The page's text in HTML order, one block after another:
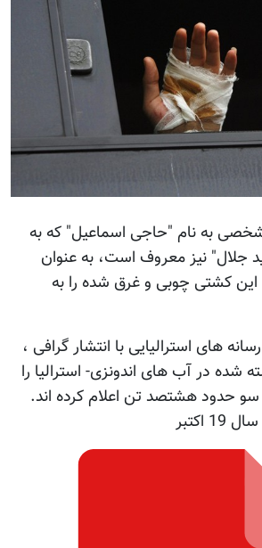
به نام "حاجی اسماعیل" که به
نیز معروف است، به عنوان
کشتی چوبی و غرق شده را به
های استرالیایی با انتشار گرافی ،
در آب های اندونزی- استرالیا را
این سو حدود هشتصد تن اعلام کرده اند.